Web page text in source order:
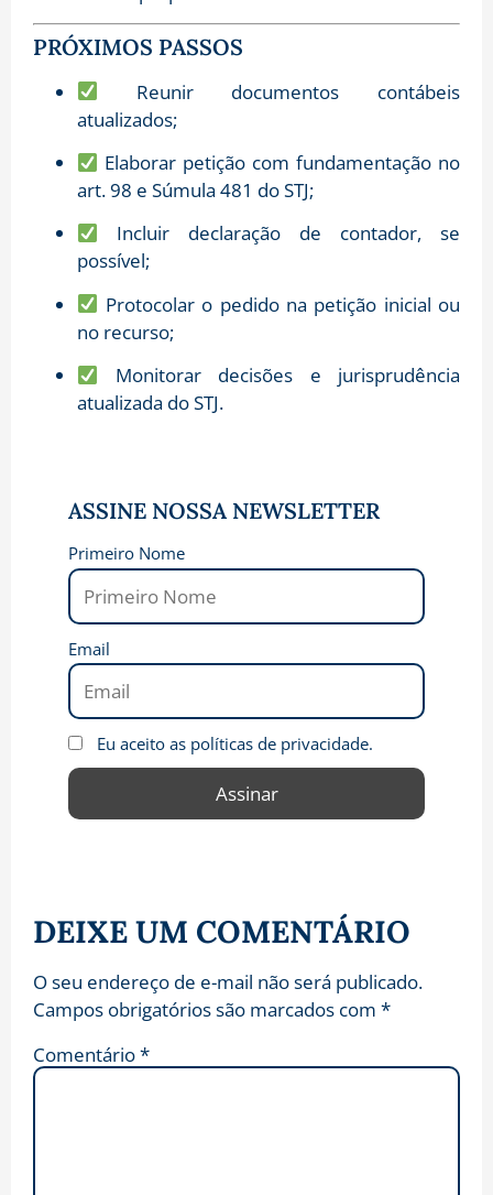
PRÓXIMOS PASSOS
Reunir documentos contábeis
atualizados;
Elaborar petição com fundamentação no
art. 98 e Súmula 481 do STJ;
Incluir declaração de contador, se
possível;
Protocolar o pedido na petição inicial ou
no recurso;
Monitorar decisões e jurisprudência
atualizada do STJ.
ASSINE NOSSA NEWSLETTER
Primeiro Nome
Email
Eu aceito as políticas de privacidade.
DEIXE UM COMENTÁRIO
O seu endereço de e-mail não será publicado.
Campos obrigatórios são marcados com *
Comentário*